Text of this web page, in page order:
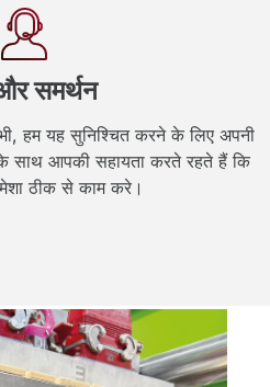
समर्थन
हम यह सुनिश्चित करने के लिए अपनी
साथ आपकी सहायता करते रहते हैं कि
ठीक से काम करे।